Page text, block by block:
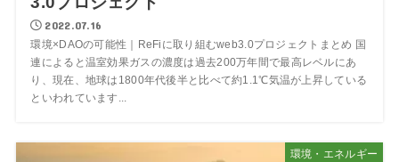
2022.07.16
環境×DAOの可能性｜ReFiに取り組むweb3.0プロジェクトまとめ 国
連によると温室効果ガスの濃度は過去200万年間で最高レベルにあ
り、現在、地球は1800年代後半と比べて約1.1℃気温が上昇している
といわれています...
環境・エネルギー